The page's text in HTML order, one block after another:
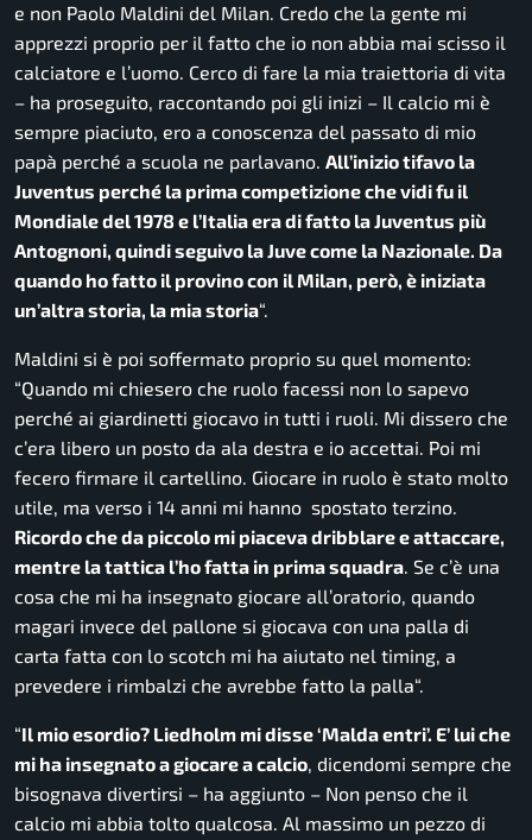
e non Paolo Maldini del Milan. Credo che la gente mi
apprezzi proprio per il fatto che io non abbia mai scisso il
calciatore e l’uomo. Cerco di fare la mia traiettoria di vita
– ha proseguito, raccontando poi gli inizi – Il calcio mi è
sempre piaciuto, ero a conoscenza del passato di mio
papà perché a scuola ne parlavano. All’inizio tifavo la
Juventus perché la prima competizione che vidi fu il
Mondiale del 1978 e l’Italia era di fatto la Juventus più
Antognoni, quindi seguivo la Juve come la Nazionale. Da
quando ho fatto il provino con il Milan, però, è iniziata
un’altra storia, la mia storia“.
Maldini si è poi soffermato proprio su quel momento:
“Quando mi chiesero che ruolo facessi non lo sapevo
perché ai giardinetti giocavo in tutti i ruoli. Mi dissero che
c’era libero un posto da ala destra e io accettai. Poi mi
fecero firmare il cartellino. Giocare in ruolo è stato molto
utile, ma verso i 14 anni mi hanno spostato terzino.
Ricordo che da piccolo mi piaceva dribblare e attaccare,
mentre la tattica l’ho fatta in prima squadra. Se c’è una
cosa che mi ha insegnato giocare all’oratorio, quando
magari invece del pallone si giocava con una palla di
carta fatta con lo scotch mi ha aiutato nel timing, a
prevedere i rimbalzi che avrebbe fatto la palla“.
“Il mio esordio? Liedholm mi disse ‘Malda entri’. E’ lui che
mi ha insegnato a giocare a calcio, dicendomi sempre che
bisognava divertirsi – ha aggiunto – Non penso che il
calcio mi abbia tolto qualcosa. Al massimo un pezzo di